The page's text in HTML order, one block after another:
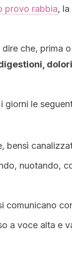
provo rabbia,
che, prima
giorni le
bensì
nuotando,
comunicano
a voce alta e